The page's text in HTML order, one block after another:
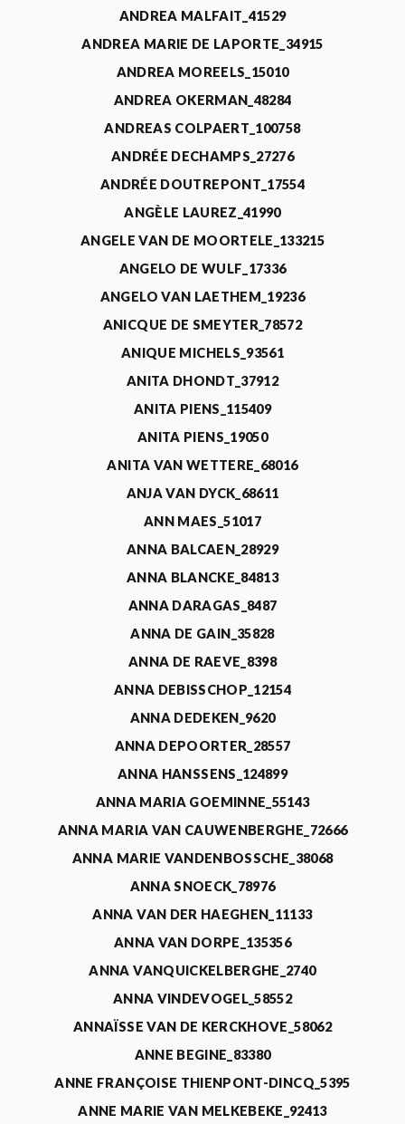
ANDREA MALFAIT_41529
ANDREA MARIE DE LAPORTE_34915
ANDREA MOREELS_15010
ANDREA OKERMAN_48284
ANDREAS COLPAERT_100758
ANDRÉE DECHAMPS_27276
ANDRÉE DOUTREPONT_17554
ANGÈLE LAUREZ_41990
ANGELE VAN DE MOORTELE_133215
ANGELO DE WULF_17336
ANGELO VAN LAETHEM_19236
ANICQUE DE SMEYTER_78572
ANIQUE MICHELS_93561
ANITA DHONDT_37912
ANITA PIENS_115409
ANITA PIENS_19050
ANITA VAN WETTERE_68016
ANJA VAN DYCK_68611
ANN MAES_51017
ANNA BALCAEN_28929
ANNA BLANCKE_84813
ANNA DARAGAS_8487
ANNA DE GAIN_35828
ANNA DE RAEVE_8398
ANNA DEBISSCHOP_12154
ANNA DEDEKEN_9620
ANNA DEPOORTER_28557
ANNA HANSSENS_124899
ANNA MARIA GOEMINNE_55143
ANNA MARIA VAN CAUWENBERGHE_72666
ANNA MARIE VANDENBOSSCHE_38068
ANNA SNOECK_78976
ANNA VAN DER HAEGHEN_11133
ANNA VAN DORPE_135356
ANNA VANQUICKELBERGHE_2740
ANNA VINDEVOGEL_58552
ANNAÏSSE VAN DE KERCKHOVE_58062
ANNE BEGINE_83380
ANNE FRANÇOISE THIENPONT-DINCQ_5395
ANNE MARIE VAN MELKEBEKE_92413